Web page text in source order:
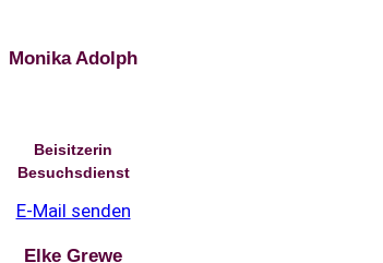
Monika Adolph
Beisitzerin
Besuchsdienst
E-Mail senden
Elke Grewe